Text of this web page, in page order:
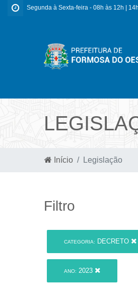
Segunda à Sexta-feira - 08h às 12h |
Início Legislação
Filtro
CATEGORIA: DECRETO
ANO: 2023